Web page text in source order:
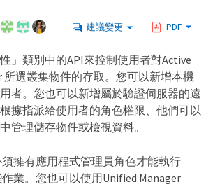
建議變更 PDF
」類別中的API來控制使用者對Active
所選叢集物件的存取。您可以新增本機
者。您也可以新增屬於驗證伺服器的遠
據指派給使用者的角色權限、他們可以
管理儲存物件或檢視資料。
擁有應用程式管理員角色才能執行
業。您也可以使用Unified Manager